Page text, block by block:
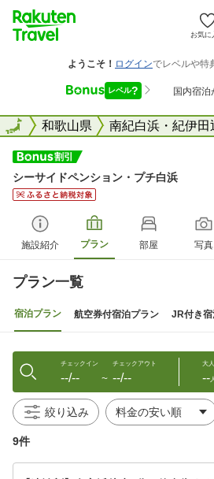
お気に
全国和歌山県 南紀白浜・紀伊田
全国
シーサイドペンション・プチ白浜
施設紹介 プラン 部屋 写真
プラン一覧
宿泊プラン 航空券付宿泊プラン JR付き
チェックイン
--/-- 〜
チェックアウト
--/--
大人
--
絞り込み
9件